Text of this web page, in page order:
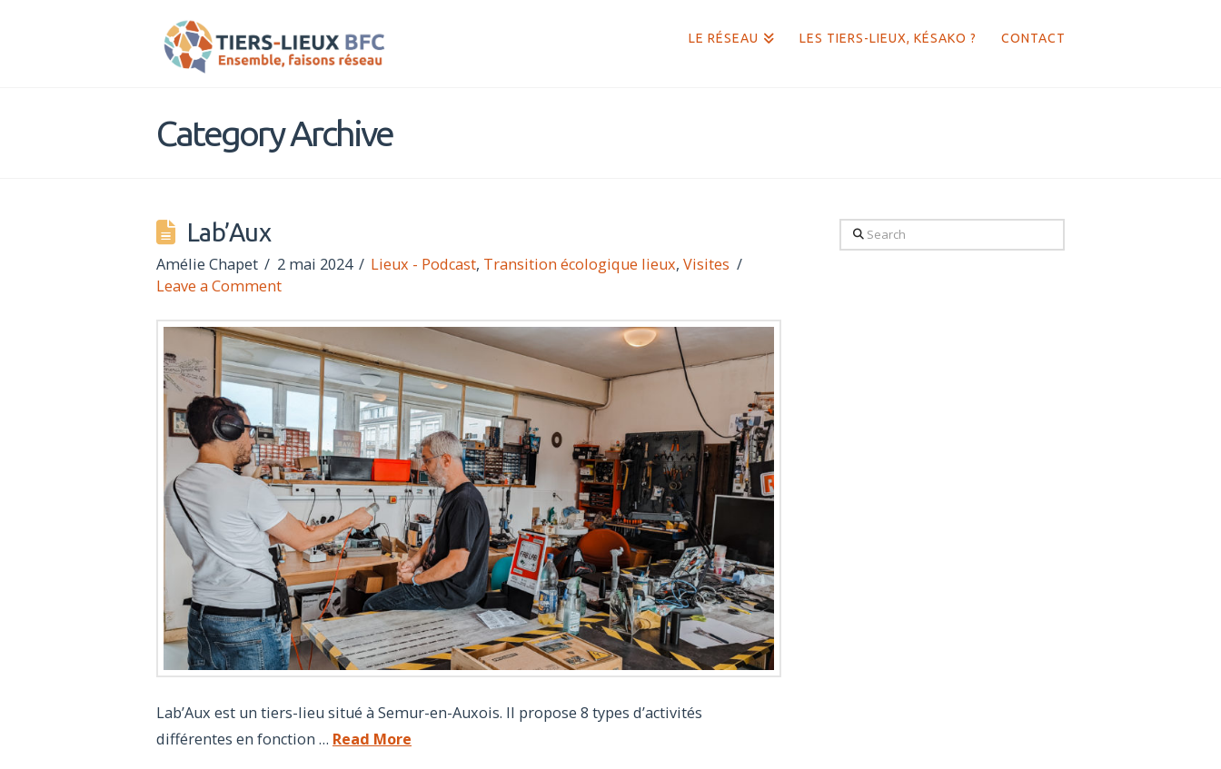
Tiers-
Lieux
BFC
LE RÉSEAU LES TIERS-LIEUX, KÉSAKO ? CONTACT
Category Archive
Lab’Aux
Amélie Chapet 2 mai 2024 Lieux - Podcast, Transition écologique lieux,Visites
Leave a Comment
Lab’Aux est un tiers-lieu situé à Semur-en-Auxois. Il propose 8 types d’activités
différentes en fonction … Read More
Search